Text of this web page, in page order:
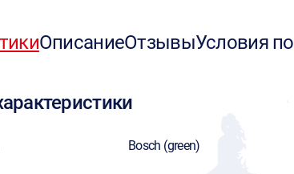
ОписаниеОтзывыУсловия
Bosch (green)